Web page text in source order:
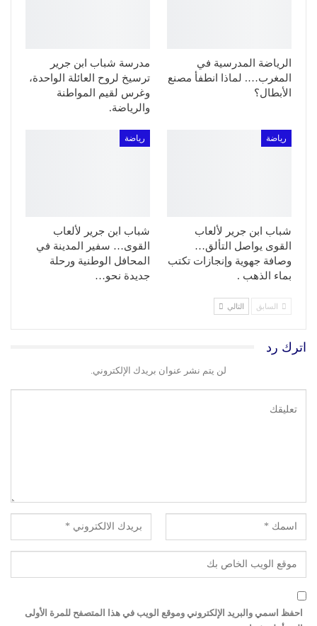
الرياضة المدرسية في
المغرب…. لماذا انطفأ مصنع
الأبطال؟
مدرسة شباب ابن جرير
ترسيخ لروح العائلة الواحدة،
وغرس لقيم المواطنة
والرياضة.
رياضة
شباب ابن جرير لألعاب
القوى يواصل التألق…
وصافة جهوية وإنجازات تكتب
بماء الذهب .
رياضة
شباب ابن جرير لألعاب
القوى… سفير المدينة في
المحافل الوطنية ورحلة
جديدة نحو…
السابق التالي
اترك رد
لن يتم نشر عنوان بريدك الإلكتروني.
احفظ اسمي والبريد الإلكتروني وموقع الويب في هذا المتصفح للمرة الأولى